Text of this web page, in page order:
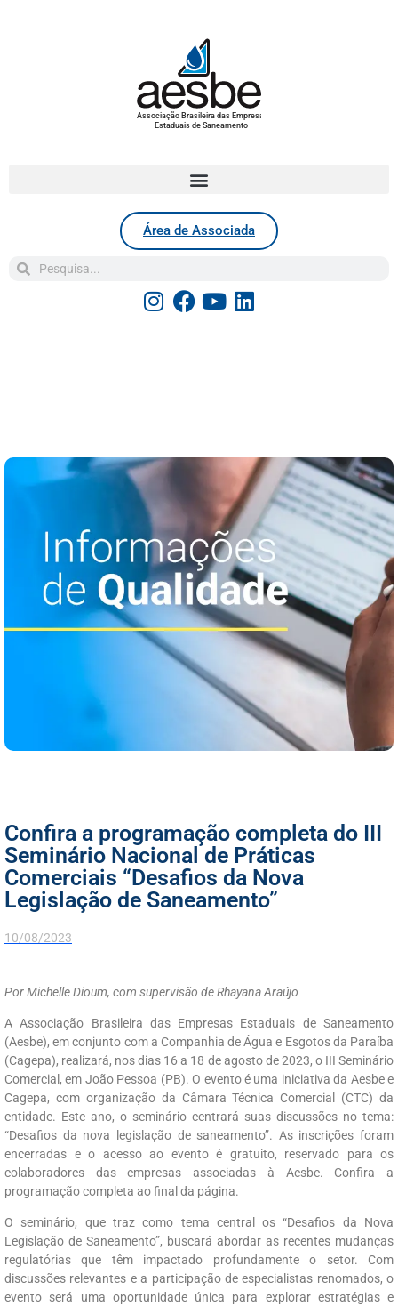
Associação Brasileira das Empresas
Estaduais de Saneamento
Área de Associada
Confira a programação completa do III
Seminário Nacional de Práticas
Comerciais “Desafios da Nova
Legislação de Saneamento”
10/08/2023
Por Michelle Dioum, com supervisão de Rhayana Araújo
A Associação Brasileira das Empresas Estaduais de Saneamento
(Aesbe), em conjunto com a Companhia de Água e Esgotos da Paraíba
(Cagepa), realizará, nos dias 16 a 18 de agosto de 2023, o III Seminário
Comercial, em João Pessoa (PB). O evento é uma iniciativa da Aesbe e
Cagepa, com organização da Câmara Técnica Comercial (CTC) da
entidade. Este ano, o seminário centrará suas discussões no tema:
“Desafios da nova legislação de saneamento”. As inscrições foram
encerradas e o acesso ao evento é gratuito, reservado para os
colaboradores das empresas associadas à Aesbe. Confira a
programação completa ao final da página.
O seminário, que traz como tema central os “Desafios da Nova
Legislação de Saneamento”, buscará abordar as recentes mudanças
regulatórias que têm impactado profundamente o setor. Com
discussões relevantes e a participação de especialistas renomados, o
evento será uma oportunidade única para explorar estratégias e